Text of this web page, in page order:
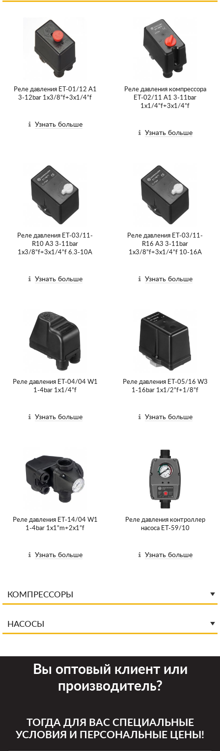
Реле давления ET-01/12 A1
3-12bar 1х3/8”f+3x1/4”f
Узнать больше
Реле давления компрессора
ET-02/11 A1 3-11bar
1х1/4”f+3x1/4”f
Узнать больше
Реле давления ET-03/11-
R10 A3 3-11bar
1х3/8”f+3х1/4”f 6.3-10A
Узнать больше
Реле давления ET-03/11-
R16 A3 3-11bar
1х3/8”f+3х1/4”f 10-16A
Узнать больше
Реле давления ET-04/04 W1
1-4bar 1х1/4”f
Узнать больше
Реле давления ET-05/16 W3
1-16bar 1х1/2”f+1/8”f
Узнать больше
Реле давления ET-14/04 W1
1-4bar 1х1”m+2x1”f
Узнать больше
Реле давления контроллер
насоса ET-59/10
Узнать больше
КОМПРЕССОРЫ
НАСОСЫ
Вы оптовый клиент или
производитель?
ТОГДА ДЛЯ ВАС СПЕЦИАЛЬНЫЕ
УСЛОВИЯ И ПЕРСОНАЛЬНЫЕ ЦЕНЫ!